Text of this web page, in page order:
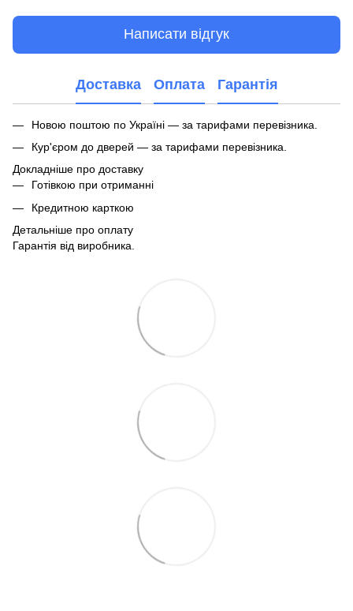
Написати відгук
Доставка Оплата Гарантія
Новою поштою по Україні — за тарифами перевізника.
Кур'єром до дверей — за тарифами перевізника.
Докладніше про доставку
Готівкою при отриманні
Кредитною карткою
Детальніше про оплату
Гарантія від виробника.